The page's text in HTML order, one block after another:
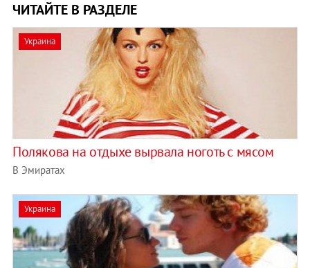
ЧИТАЙТЕ В РАЗДЕЛЕ
Украина
Полякова на отдыхе вырвала ноготь с мясом
В Эмиратах
Украина